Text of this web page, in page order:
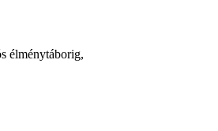
élménytáborig,